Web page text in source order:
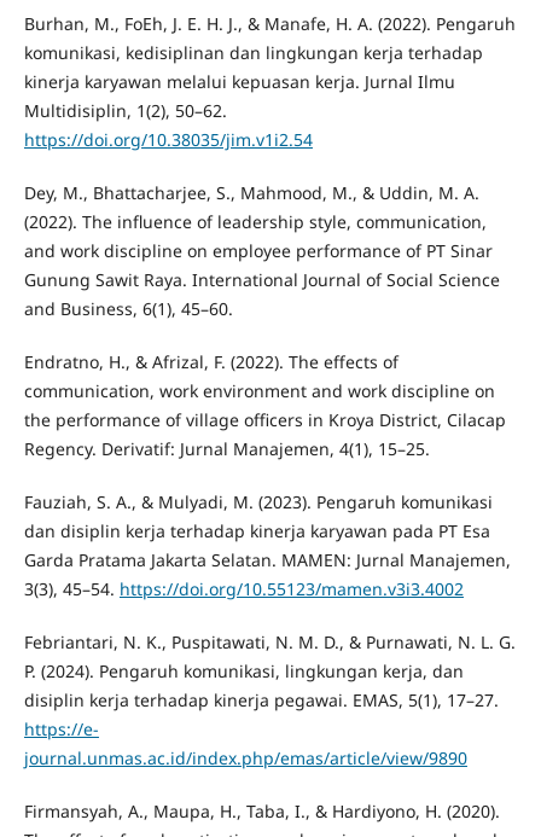
Burhan, M., FoEh, J. E. H. J., & Manafe, H. A. (2022). Pengaruh
komunikasi, kedisiplinan dan lingkungan kerja terhadap
kinerja karyawan melalui kepuasan kerja. Jurnal Ilmu
Multidisiplin, 1(2), 50–62.
https://doi.org/10.38035/jim.v1i2.54
Dey, M., Bhattacharjee, S., Mahmood, M., & Uddin, M. A.
(2022). The influence of leadership style, communication,
and work discipline on employee performance of PT Sinar
Gunung Sawit Raya. International Journal of Social Science
and Business, 6(1), 45–60.
Endratno, H., & Afrizal, F. (2022). The effects of
communication, work environment and work discipline on
the performance of village officers in Kroya District, Cilacap
Regency. Derivatif: Jurnal Manajemen, 4(1), 15–25.
Fauziah, S. A., & Mulyadi, M. (2023). Pengaruh komunikasi
dan disiplin kerja terhadap kinerja karyawan pada PT Esa
Garda Pratama Jakarta Selatan. MAMEN: Jurnal Manajemen,
3(3), 45–54. https://doi.org/10.55123/mamen.v3i3.4002
Febriantari, N. K., Puspitawati, N. M. D., & Purnawati, N. L. G.
P. (2024). Pengaruh komunikasi, lingkungan kerja, dan
disiplin kerja terhadap kinerja pegawai. EMAS, 5(1), 17–27.
https://e-
journal.unmas.ac.id/index.php/emas/article/view/9890
Firmansyah, A., Maupa, H., Taba, I., & Hardiyono, H. (2020).